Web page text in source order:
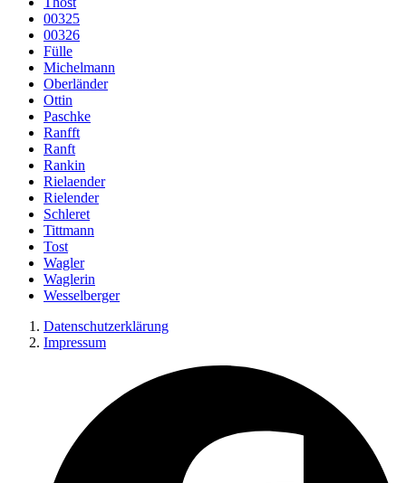
00325
00326
Fülle
Michelmann
Oberländer
Ottin
Paschke
Ranfft
Ranft
Rankin
Rielaender
Rielender
Schleret
Tittmann
Tost
Wagler
Waglerin
Wesselberger
Datenschutzerklärung
Impressum